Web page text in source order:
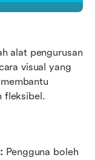
alat pengurusan
visual yang
fleksibel.
Pengguna boleh